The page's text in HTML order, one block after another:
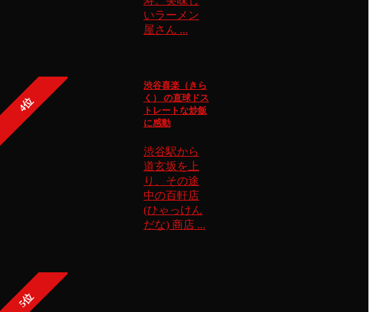
いラーメン
屋さん ...
4位
渋谷喜楽（きら
く） の直球ドス
トレートな炒飯
に感動
渋谷駅から
道玄坂を上
り、その途
中の百軒店
(ひゃっけん
だな) 商店 ...
5位